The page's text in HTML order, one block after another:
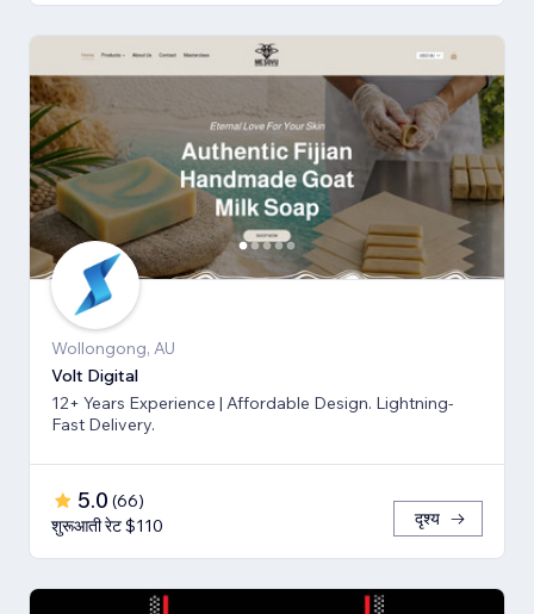
Wollongong, AU
Volt Digital
12+ Years Experience | Affordable Design. Lightning-
Fast Delivery.
5.0 (66)
शुरूआती रेट $110
दृश्य